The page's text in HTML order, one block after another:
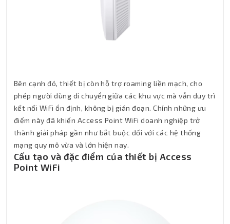
Bên cạnh đó, thiết bị còn hỗ trợ roaming liền mạch, cho
phép người dùng di chuyển giữa các khu vực mà vẫn duy trì
kết nối WiFi ổn định, không bị gián đoạn. Chính những ưu
điểm này đã khiến Access Point WiFi doanh nghiệp trở
thành giải pháp gần như bắt buộc đối với các hệ thống
mạng quy mô vừa và lớn hiện nay.
Cấu tạo và đặc điểm của thiết bị Access
Point WiFi